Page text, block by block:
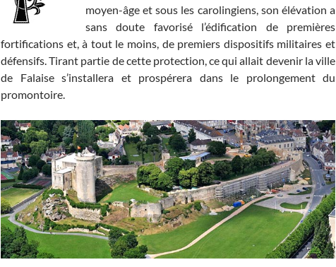
moyen-âge et sous les carolingiens, son élévation a
sans doute favorisé l’édification de premières
fortifications et, à tout le moins, de premiers dispositifs militaires et
défensifs. Tirant partie de cette protection, ce qui allait devenir la ville
de Falaise s’installera et prospérera dans le prolongement du
promontoire.